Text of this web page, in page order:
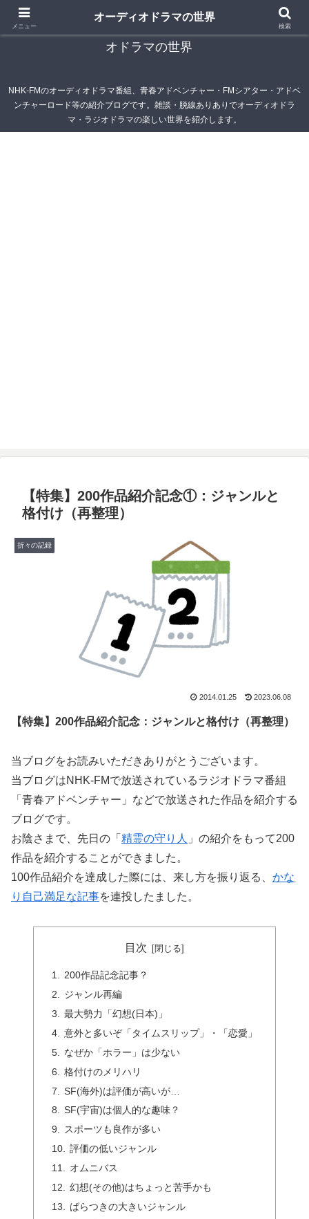
青春アドベンチャー雑記帳～オーディオドラマ・ラジ
オドラマの世界
NHK-FMのオーディオドラマ番組、青春アドベンチャー・FMシアター・アドベ
ンチャーロード等の紹介ブログです。雑談・脱線ありありでオーディオドラ
マ・ラジオドラマの楽しい世界を紹介します。
【特集】200作品紹介記念①：ジャンルと
格付け（再整理）
折々の記録
2014.01.25 2023.06.08
【特集】200作品紹介記念：ジャンルと格付け（再整理）
当ブログをお読みいただきありがとうございます。
当ブログはNHK-FMで放送されているラジオドラマ番組
「青春アドベンチャー」などで放送された作品を紹介する
ブログです。
お陰さまで、先日の「 精霊の守り人 」の紹介をもって200
作品を紹介することができました。
100作品紹介を達成した際には、来し方を振り返る、 かな
り自己満足な記事を連投したました。
目次
200作品記念記事？
ジャンル再編
最大勢力「幻想(日本)」
意外と多いぞ「タイムスリップ」・「恋愛」
なぜか「ホラー」は少ない
格付けのメリハリ
SF(海外)は評価が高いが…
SF(宇宙)は個人的な趣味？
スポーツも良作が多い
評価の低いジャンル
オムニバス
幻想(その他)はちょっと苦手かも
ばらつきの大きいジャンル
メニュー
オーディオドラマの世界
検索